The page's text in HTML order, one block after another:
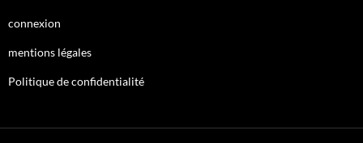
connexion
mentions légales
Politique de confidentialité